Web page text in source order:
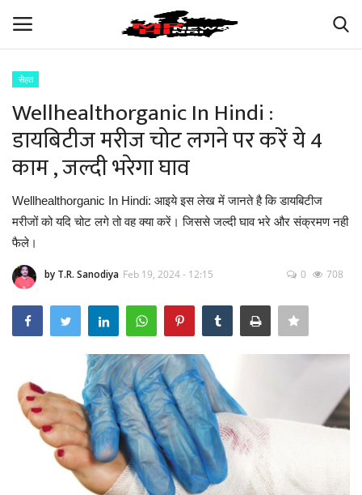
अपना मध्य प्रदेश
ऑटोमोबाइल
बिजनेस
मनोरंजन
Gallery
धर्म/ज्योतिष
सेहत
Wellhealthorganic In Hindi :
डायबिटीज मरीज चोट लगने पर करें ये 4
काम , जल्दी भरेगा घाव
Wellhealthorganic In Hindi: आइये इस लेख में जानते है कि डायबिटीज
मरीजों को यदि चोट लगे तो वह क्या करें। जिससे जल्दी घाव भरे और संक्रमण नही
फैले।
by T.R. Sanodiya Feb 19, 2024 - 12:15 0 708